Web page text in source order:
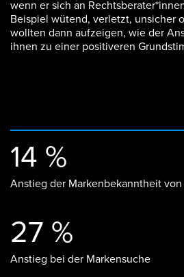
wenn er sich an
Beispiel wütend, verletzt, unsicher
wollten dann aufzeigen, wie der
ihnen zu einer positiveren
14 %
Anstieg der Markenbekanntheit von
27 %
Anstieg bei der Markensuche